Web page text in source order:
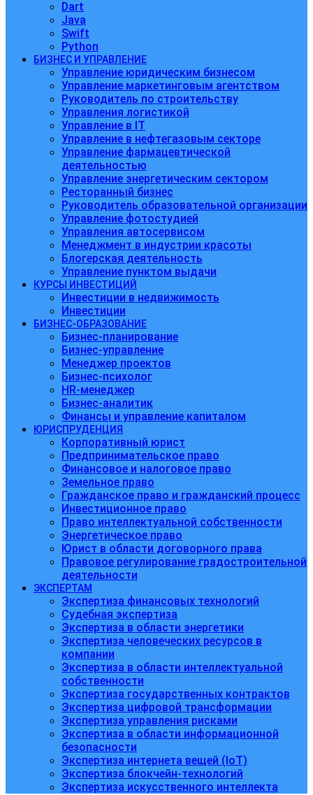
Dart
Java
Swift
Python
БИЗНЕС И УПРАВЛЕНИЕ
Управление юридическим бизнесом
Управление маркетинговым агентством
Руководитель по строительству
Управления логистикой
Управление в IT
Управление в нефтегазовым секторе
Управление фармацевтической
деятельностью
Управление энергетическим сектором
Ресторанный бизнес
Руководитель образовательной организации
Управление фотостудией
Управления автосервисом
Менеджмент в индустрии красоты
Блогерская деятельность
Управление пунктом выдачи
КУРСЫ ИНВЕСТИЦИЙ
Инвестиции в недвижимость
Инвестиции
БИЗНЕС-ОБРАЗОВАНИЕ
Бизнес-планирование
Бизнес-управление
Менеджер проектов
Бизнес-психолог
HR-менеджер
Бизнес-аналитик
Финансы и управление капиталом
ЮРИСПРУДЕНЦИЯ
Корпоративный юрист
Предпринимательское право
Финансовое и налоговое право
Земельное право
Гражданское право и гражданский процесс
Инвестиционное право
Право интеллектуальной собственности
Энергетическое право
Юрист в области договорного права
Правовое регулирование градостроительной
деятельности
ЭКСПЕРТАМ
Экспертиза финансовых технологий
Судебная экспертиза
Экспертиза в области энергетики
Экспертиза человеческих ресурсов в
компании
Экспертиза в области интеллектуальной
собственности
Экспертиза государственных контрактов
Экспертиза цифровой трансформации
Экспертиза управления рисками
Экспертиза в области информационной
безопасности
Экспертиза интернета вещей (IoT)
Экспертиза блокчейн-технологий
Экспертиза искусственного интеллекта